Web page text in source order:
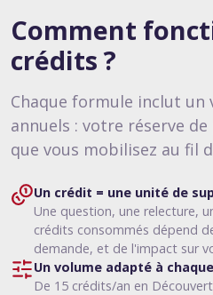
Comment
crédits ?
Chaque formule inclut un
annuels : votre réserve
que vous mobilisez au fil
Un crédit = une unité de
Une question, une relecture,
crédits consommés dépend
demande, et de l'impact sur
Un volume adapté à
De 15 crédits/an en